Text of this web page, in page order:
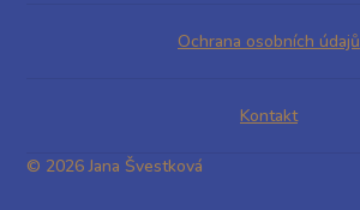
Ochrana osobních údajů
Kontakt
© 2026 Jana Švestková